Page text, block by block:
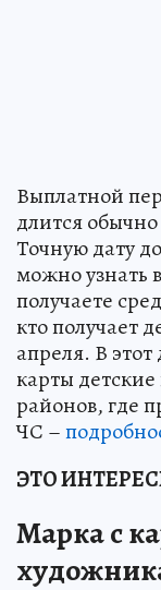
Выплатной
длится
Точную дату
можно узнать
получаете
кто получает
апреля. В
карты
районов, где
ЧС –
ЭТО
Марка с